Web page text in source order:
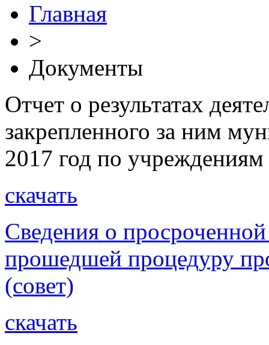
Главная
>
Документы
Отчет о результатах
закрепленного за ним
2017 год по
скачать
Сведения о
прошедшей процедуру
(совет)
скачать